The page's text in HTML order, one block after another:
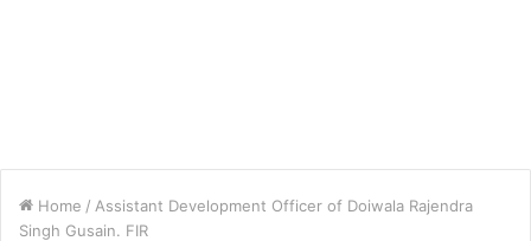
Home / Assistant Development Officer of Doiwala Rajendra
Singh Gusain. FIR